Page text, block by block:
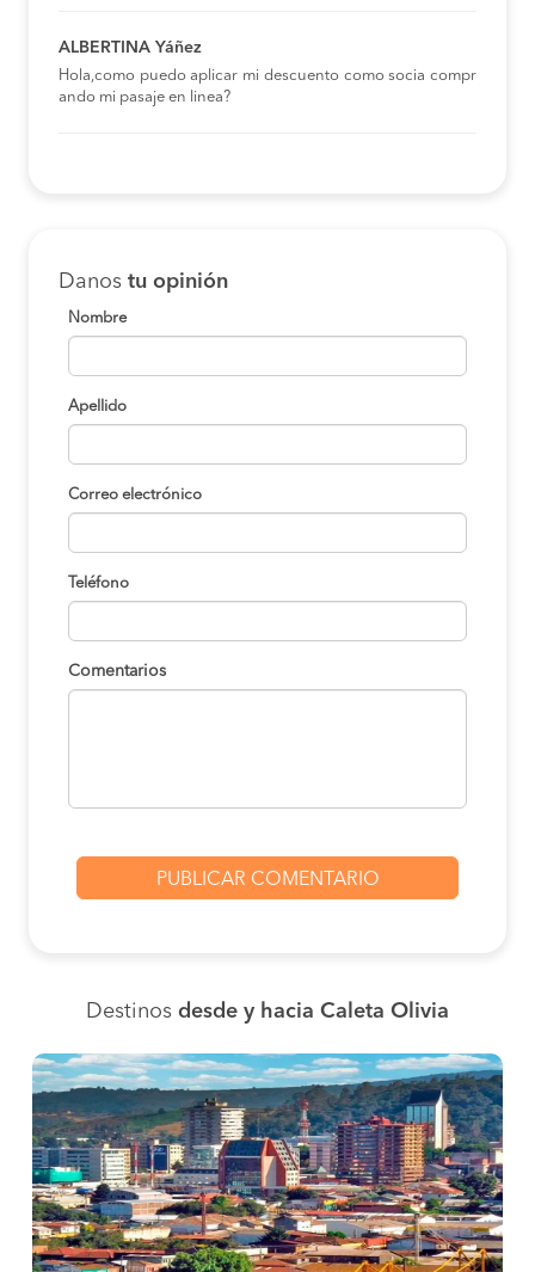
ALBERTINA Yáñez
Hola,como puedo aplicar mi descuento como socia compr
ando mi pasaje en linea?
Danos tu opinión
Nombre
Apellido
Correo electrónico
Teléfono
Comentarios
Destinos desde y hacia Caleta Olivia